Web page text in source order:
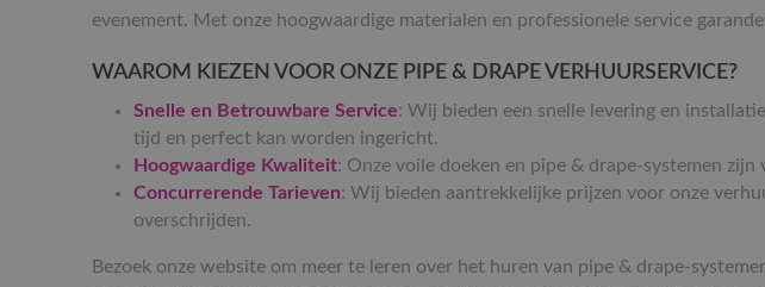
evenement. Met onze hoogwaardige materialen en professionele service
WAAROM KIEZEN VOOR ONZE PIPE & DRAPE VERHUURSERVICE?
Snelle en Betrouwbare Service: Wij bieden een snelle levering en
tijd en perfect kan worden ingericht.
Hoogwaardige Kwaliteit: Onze voile doeken en pipe & drape-systemen
Concurrerende Tarieven: Wij bieden aantrekkelijke prijzen voor onze
overschrijden.
Bezoek onze website om meer te leren over het huren van pipe & drape-